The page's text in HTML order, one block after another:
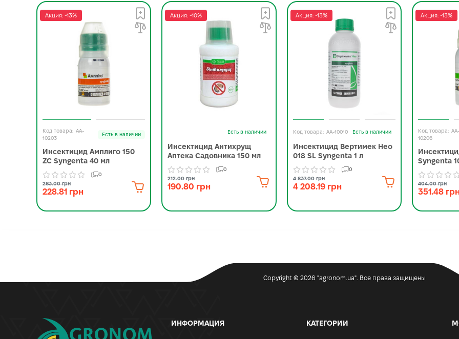
Акция: -13%
AA-
10203
Есть в наличии
Инсектицид Амплиго 150
ZC Syngenta 40 мл
0
263.00 грн
228.81 грн
Акция: -10%
Есть в наличии
Инсектицид Антихрущ
Аптека Садовника 150 мл
0
212.00 грн
190.80 грн
Акция: -13%
AA-10010 Есть в наличии
Инсектицид Вертимек Нео
018 SL Syngenta 1 л
0
4 837.00 грн
4 208.19 грн
Акция: -13%
AA-
10206
Syngenta
404.00 грн
351.48
Copyright © 2026 "agronom.ua". Все права защищены
ИНФОРМАЦИЯ КАТЕГОРИИ